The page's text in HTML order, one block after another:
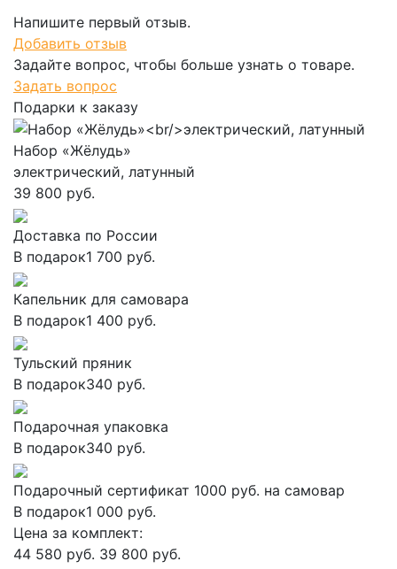
Напишите первый отзыв.
Добавить отзыв
Задайте вопрос, чтобы больше узнать о товаре.
Задать вопрос
Подарки к заказу
Набор «Жёлудь»
электрический, латунный
39 800 руб.
Доставка по России
В подарок1 700 руб.
Капельник для самовара
В подарок1 400 руб.
Тульский пряник
В подарок340 руб.
Подарочная упаковка
В подарок340 руб.
Подарочный сертификат 1000 руб. на самовар
В подарок1 000 руб.
Цена за комплект:
44 580 руб. 39 800 руб.